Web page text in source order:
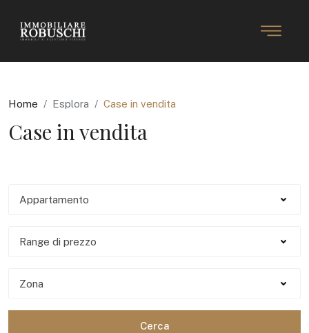
Home Esplora Case in vendita
Case in vendita
Cerca